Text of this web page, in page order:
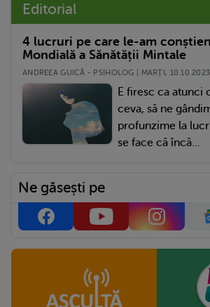
Editorial
4 lucruri pe care le-am
Mondială a Sănătății Mintale
ANDREEA GUICĂ - PSIHOLOG | MARŢI, 10.10.2023
E firesc ca atunci
ceva, să ne
profunzime la
se face că încă...
Ne găsești pe